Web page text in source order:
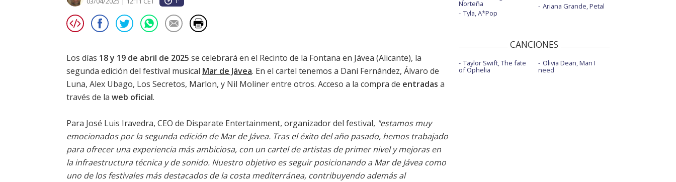
Los días 18 y 19 de abril de 2025 se celebrará en el Recinto de la Fontana en Jávea (Alicante), la
segunda edición del festival musical Mar de Jávea. En el cartel tenemos a Dani Fernández, Álvaro de
Luna, Alex Ubago, Los Secretos, Marlon, y Nil Moliner entre otros. Acceso a la compra de entradas a
través de la web oficial.
Para José Luis Iravedra, CEO de Disparate Entertainment, organizador del festival, "estamos muy
emocionados por la segunda edición de Mar de Jávea. Tras el éxito del año pasado, hemos trabajado
para ofrecer una experiencia más ambiciosa, con un cartel de artistas de primer nivel y mejoras en
la infraestructura técnica y de sonido. Nuestro objetivo es seguir posicionando a Mar de Jávea como
uno de los festivales más destacados de la costa mediterránea, contribuyendo además al
Norteña
Tyla, A*Pop
Ariana Grande, Petal
CANCIONES
Taylor Swift, The fate
of Ophelia
Olivia Dean, Man I
need